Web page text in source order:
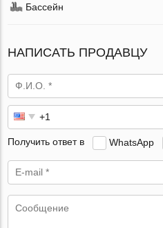
Бассейн
НАПИСАТЬ ПРОДАВЦУ
Получить ответ в WhatsApp